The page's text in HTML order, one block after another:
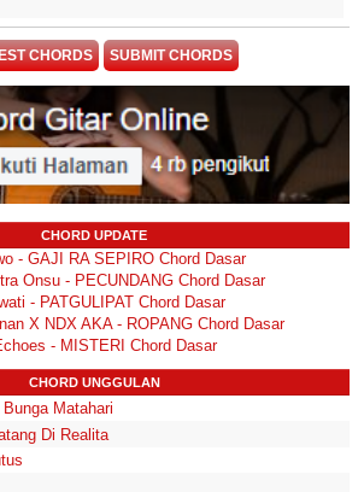
CHORDS SUBMIT CHORDS
CHORD UPDATE
- GAJI RA SEPIRO Chord Dasar
Onsu - PECUNDANG Chord Dasar
- PATGULIPAT Chord Dasar
X NDX AKA - ROPANG Chord Dasar
- MISTERI Chord Dasar
CHORD UNGGULAN
Matahari
Di Realita